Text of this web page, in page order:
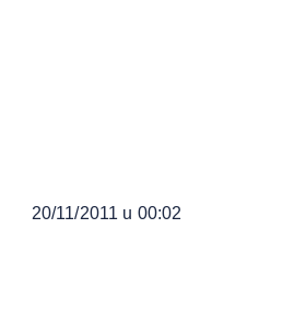
20/11/2011 u 00:02